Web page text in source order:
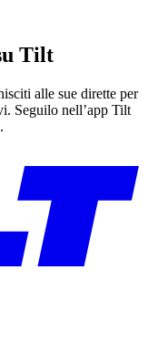
Tilt
alle sue dirette per
Seguilo nell’app Tilt